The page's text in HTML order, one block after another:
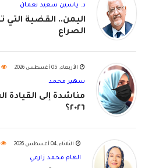
د. ياسين سعيد نعمان
اليمن.. القضية التي
الصراع
الأربعاء, 05 أغسطس 2026
سهير محمد
مناشدة إلى
٢٠٢٦؟
الثلاثاء, 04 أغسطس 2026
الهام محمد زارعي